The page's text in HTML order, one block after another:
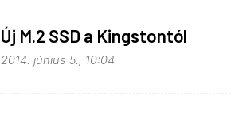
Új M.2 SSD a Kingstontól
2014. június 5., 10:04